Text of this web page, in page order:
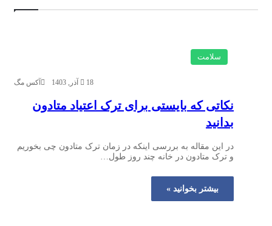
سلامت
آکس مگ 18 آذر, 1403
نکاتی که بایستی برای ترک اعتیاد متادون
بدانید
در این مقاله به بررسی اینکه در زمان ترک متادون چی بخوریم
و ترک متادون در خانه چند روز طول…
بیشتر بخوانید »